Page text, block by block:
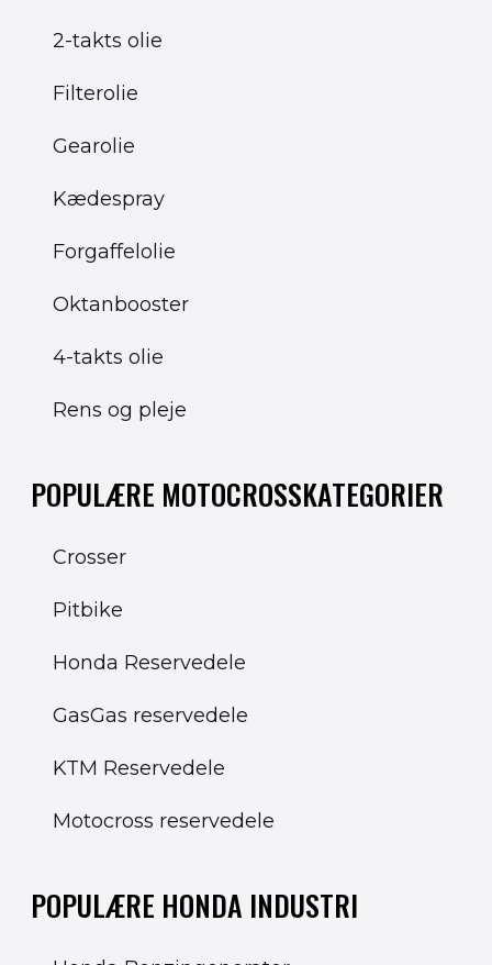
2-takts olie
Filterolie
Gearolie
Kædespray
Forgaffelolie
Oktanbooster
4-takts olie
Rens og pleje
POPULÆRE MOTOCROSSKATEGORIER
Crosser
Pitbike
Honda Reservedele
GasGas reservedele
KTM Reservedele
Motocross reservedele
POPULÆRE HONDA INDUSTRI